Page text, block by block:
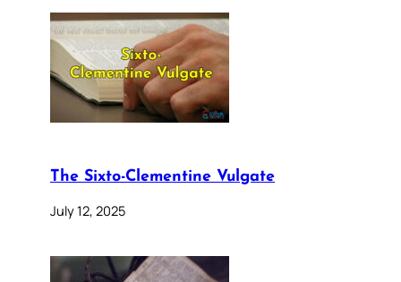
The Sixto-Clementine Vulgate
July 12, 2025